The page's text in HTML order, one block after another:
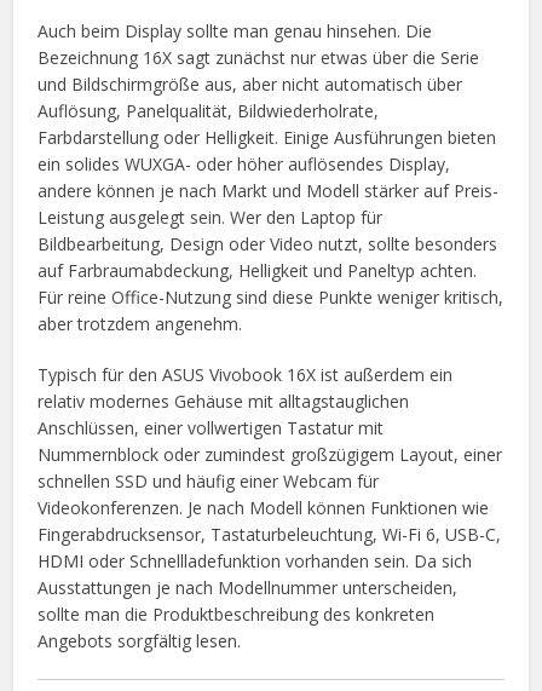
Auch beim Display sollte man genau hinsehen. Die
Bezeichnung 16X sagt zunächst nur etwas über die Serie
und Bildschirmgröße aus, aber nicht automatisch über
Auflösung, Panelqualität, Bildwiederholrate,
Farbdarstellung oder Helligkeit. Einige Ausführungen bieten
ein solides WUXGA- oder höher auflösendes Display,
andere können je nach Markt und Modell stärker auf Preis-
Leistung ausgelegt sein. Wer den Laptop für
Bildbearbeitung, Design oder Video nutzt, sollte besonders
auf Farbraumabdeckung, Helligkeit und Paneltyp achten.
Für reine Office-Nutzung sind diese Punkte weniger kritisch,
aber trotzdem angenehm.
Typisch für den ASUS Vivobook 16X ist außerdem ein
relativ modernes Gehäuse mit alltagstauglichen
Anschlüssen, einer vollwertigen Tastatur mit
Nummernblock oder zumindest großzügigem Layout, einer
schnellen SSD und häufig einer Webcam für
Videokonferenzen. Je nach Modell können Funktionen wie
Fingerabdrucksensor, Tastaturbeleuchtung, Wi-Fi 6, USB-C,
HDMI oder Schnellladefunktion vorhanden sein. Da sich
Ausstattungen je nach Modellnummer unterscheiden,
sollte man die Produktbeschreibung des konkreten
Angebots sorgfältig lesen.